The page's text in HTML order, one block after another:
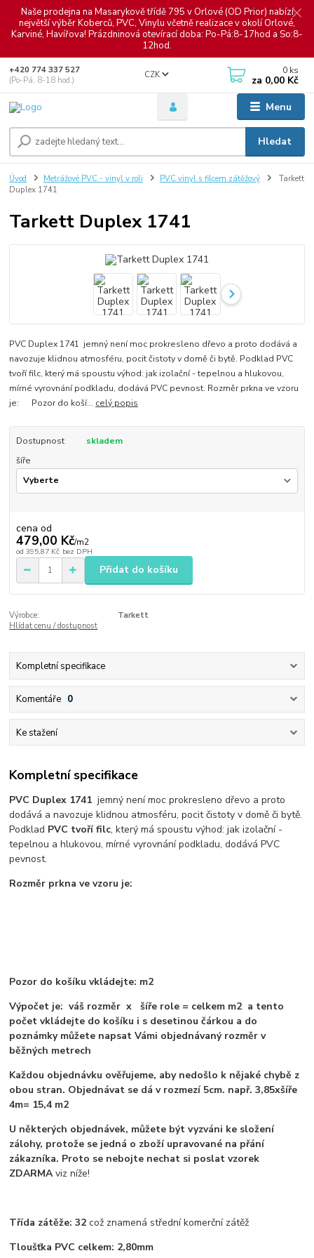
Naše prodejna na Masarykově třídě 795 v Orlové (OD Prior) nabízí
největší výběr Koberců, PVC, Vinylu včetně realizace v okolí Orlové,
Karviné, Havířova! Prázdninová otevírací doba: Po-Pá:8-17hod a So:8-
12hod.
Menu
CZK
Hledat
+420 774 337 527
(Po-Pá, 8-18 hod.)
0 ks
za 0,00 Kč
Úvod Metrážové PVC - vinyl v roli PVC vinyl s filcem zátěžový
Tarkett
Duplex 1741
Tarkett Duplex 1741
PVC Duplex 1741 jemný není moc prokresleno dřevo a proto dodává a
navozuje klidnou atmosféru, pocit čistoty v domě či bytě. Podklad PVC
tvoří filc, který má spoustu výhod: jak izolační - tepelnou a hlukovou,
mírné vyrovnání podkladu, dodává PVC pevnost. Rozměr prkna ve vzoru
je: Pozor do koší... celý popis
Dostupnost
skladem
šíře
cena od
479,00 Kč/m2
od 395,87 Kč bez DPH
Přidat do košíku
Výrobce:
Tarkett
Hlídat cenu / dostupnost
Kompletní specifikace
Komentáře 0
Ke stažení
Kompletní specifikace
PVC Duplex 1741 jemný není moc prokresleno dřevo a proto
dodává a navozuje klidnou atmosféru, pocit čistoty v domě či bytě.
Podklad PVC tvoří filc, který má spoustu výhod: jak izolační -
tepelnou a hlukovou, mírné vyrovnání podkladu, dodává PVC
pevnost.
Rozměr prkna ve vzoru je:
Pozor do košíku vkládejte: m2
Výpočet je: váš rozměr x šíře role = celkem m2 a tento
počet vkládejte do košíku i s desetinou čárkou a do
poznámky můžete napsat Vámi objednávaný rozměr v
běžných metrech
Každou objednávku ověřujeme, aby nedošlo k nějaké chybě z
obou stran. Objednávat se dá v rozmezí 5cm. např. 3,85xšíře
4m= 15,4 m2
U některých objednávek, můžete být vyzváni ke složení
zálohy, protože se jedná o zboží upravované na přání
zákazníka. Proto se nebojte nechat si poslat vzorek
ZDARMAviz níže!
Třída zátěže: 32 což znamená střední komerční zátěž
Tloušťka PVC celkem: 2,80mm